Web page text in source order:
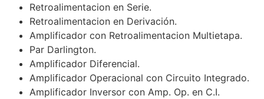
Retroalimentacion en Serie.
Retroalimentacion en Derivación.
Amplificador con Retroalimentacion Multietapa.
Par Darlington.
Amplificador Diferencial.
Amplificador Operacional con Circuito Integrado.
Amplificador Inversor con Amp. Op. en C.I.